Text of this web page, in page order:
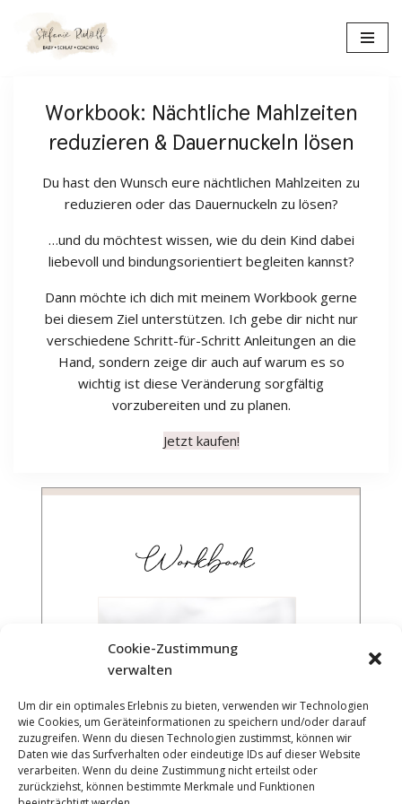
Cookie-Zustimmung
verwalten
Um dir ein optimales Erlebnis zu bieten, verwenden wir Technologien
wie Cookies, um Geräteinformationen zu speichern und/oder darauf
zuzugreifen. Wenn du diesen Technologien zustimmst, können wir
Daten wie das Surfverhalten oder eindeutige IDs auf dieser Website
verarbeiten. Wenn du deine Zustimmung nicht erteilst oder
zurückziehst, können bestimmte Merkmale und Funktionen
Zum
Workbook: Nächtliche Mahlzeiten
reduzieren & Dauernuckeln lösen
Du hast den Wunsch eure nächtlichen Mahlzeiten zu
reduzieren oder das Dauernuckeln zu lösen?
…und du möchtest wissen, wie du dein Kind dabei
liebevoll und bindungsorientiert begleiten kannst?
Dann möchte ich dich mit meinem Workbook gerne
bei diesem Ziel unterstützen. Ich gebe dir nicht nur
verschiedene Schritt-für-Schritt Anleitungen an die
Hand, sondern zeige dir auch auf warum es so
wichtig ist diese Veränderung sorgfältig
vorzubereiten und zu planen.
Jetzt kaufen!